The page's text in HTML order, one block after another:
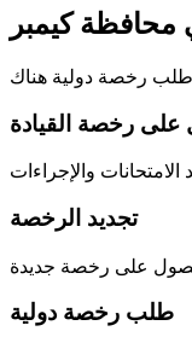
محافظة كيمبر
على رخصة القيادة
تجديد الرخصة
طلب رخصة دولية